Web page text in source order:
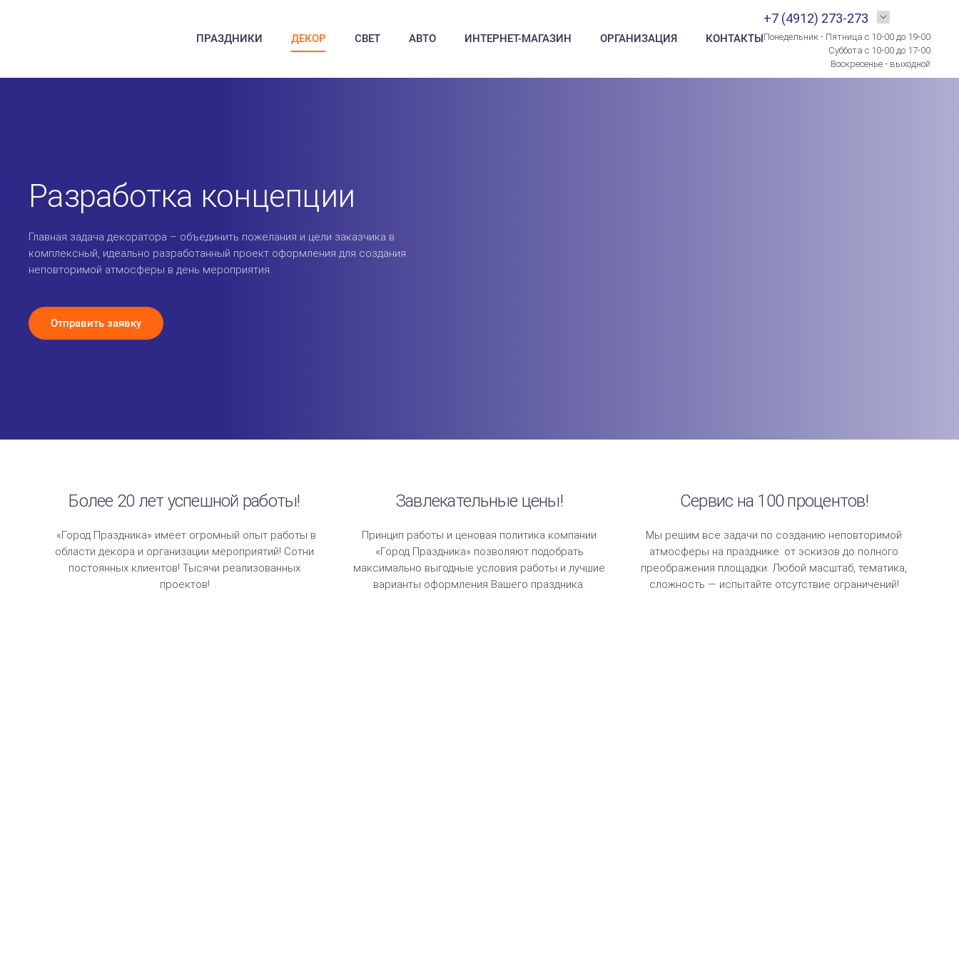
ПРАЗДНИКИ ДЕКОР СВЕТ АВТО ИНТЕРНЕТ-МАГАЗИН ОРГАНИЗАЦИЯ КОНТАКТЫ
+7 (4912) 273-273
Понедельник - Пятница с 10-00 до 19-00
Суббота с 10-00 до 17-00
Воскресенье - выходной
Разработка концепции
Главная задача декоратора – объединить пожелания и цели заказчика в
комплексный, идеально разработанный проект оформления для создания
неповторимой атмосферы в день мероприятия.
Отправить заявку
Более 20 лет успешной работы!
«Город Праздника» имеет огромный опыт работы в
области декора и организации мероприятий! Сотни
постоянных клиентов! Тысячи реализованных
проектов!
Завлекательные цены!
Принцип работы и ценовая политика компании
«Город Праздника» позволяют подобрать
максимально выгодные условия работы и лучшие
варианты оформления Вашего праздника.
Сервис на 100 процентов!
Мы решим все задачи по созданию неповторимой
атмосферы на празднике: от эскизов до полного
преображения площадки. Любой масштаб, тематика,
сложность — испытайте отсутствие ограничений!